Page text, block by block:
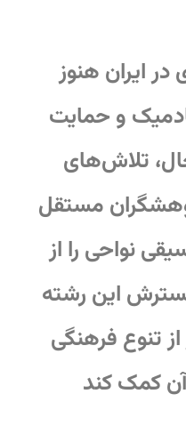
در ایران هنوز
و حمایت
تلاش‌های
مستقل
نواحی را از
این رشته
تنوع فرهنگی
کمک کند